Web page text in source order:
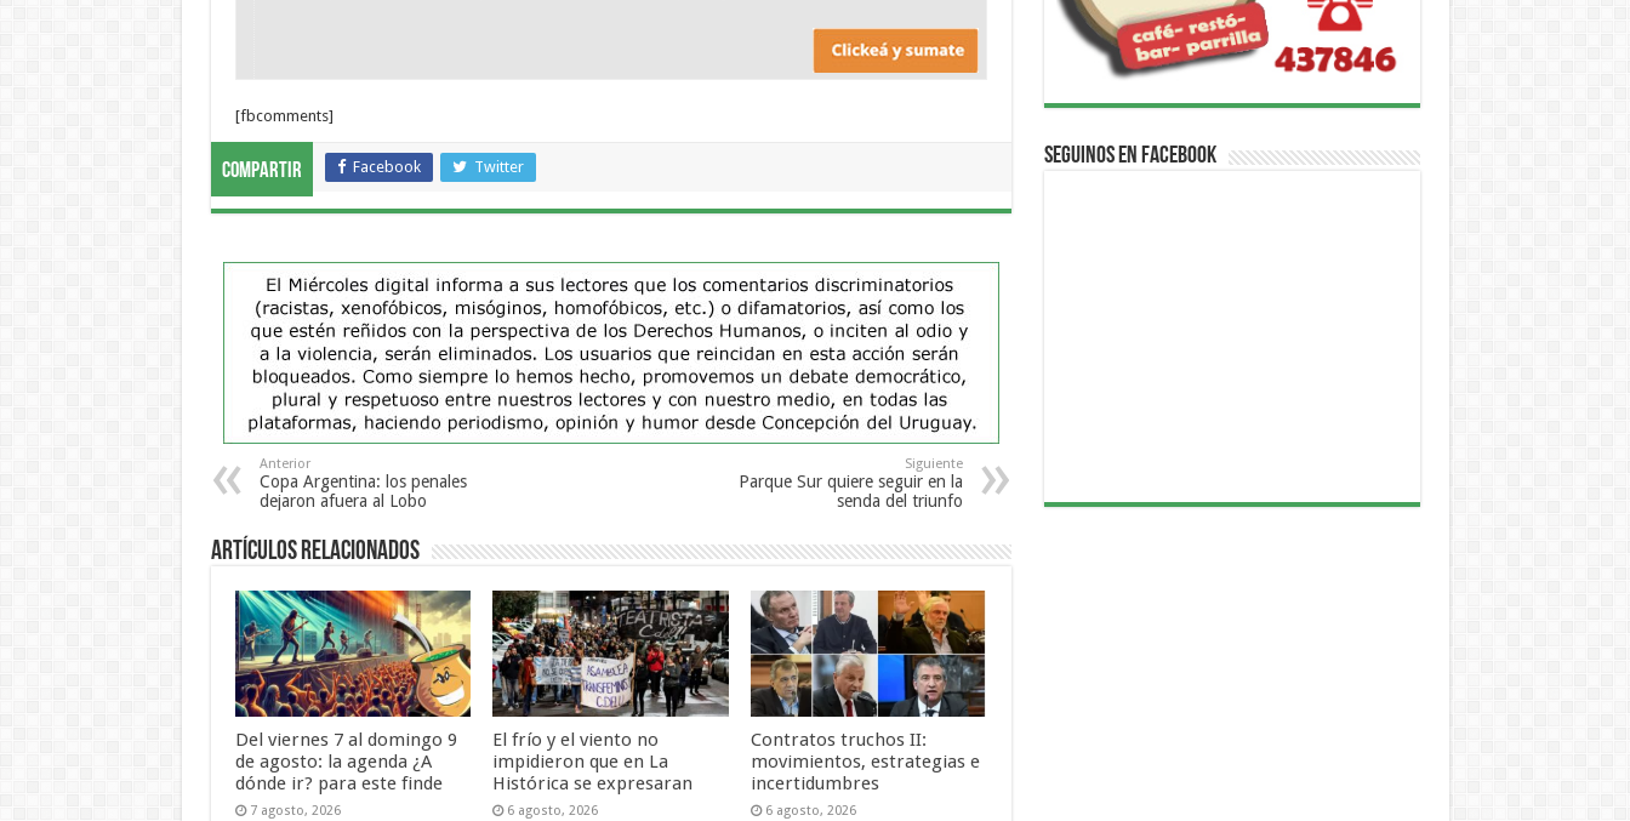
[fbcomments]
Compartir Facebook Twitter
Anterior
Copa Argentina: los penales
dejaron afuera al Lobo
Siguiente
Parque Sur quiere seguir en la
senda del triunfo
Artículos Relacionados
Del viernes 7 al domingo 9
de agosto: la agenda ¿A
dónde ir? para este finde
7 agosto, 2026
El frío y el viento no
impidieron que en La
Histórica se expresaran
6 agosto, 2026
Contratos truchos II:
movimientos, estrategias e
incertidumbres
6 agosto, 2026
Seguinos en Facebook